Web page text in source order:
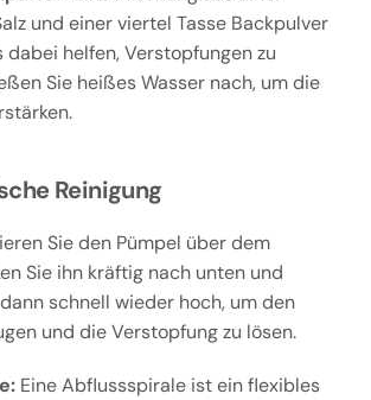
und einer viertel Tasse Backpulver
dabei helfen, Verstopfungen zu
Sie heißes Wasser nach, um die
Reinigung
Sie den Pümpel über dem
Sie ihn kräftig nach unten und
schnell wieder hoch, um den
und die Verstopfung zu lösen.
Eine Abflussspirale ist ein flexibles